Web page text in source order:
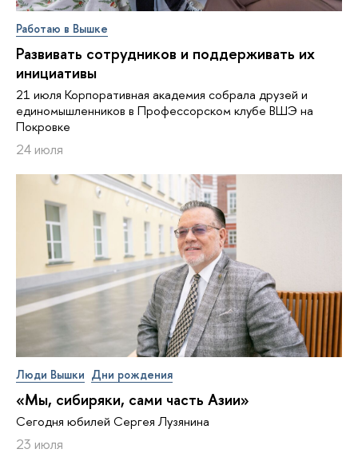
Работаю в Вышке
Развивать сотрудников и поддерживать их
инициативы
21 июля Корпоративная академия собрала друзей и
единомышленников в Профессорском клубе ВШЭ на
Покровке
24 июля
Люди Вышки Дни рождения
«Мы, сибиряки, сами часть Азии»
Сегодня юбилей Сергея Лузянина
23 июля